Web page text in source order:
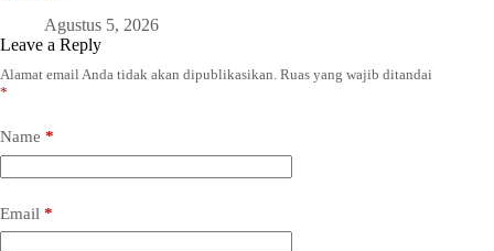
Agustus 5, 2026
Leave a Reply
Alamat email Anda tidak akan dipublikasikan. Ruas yang wajib ditandai
*
Name *
Email *